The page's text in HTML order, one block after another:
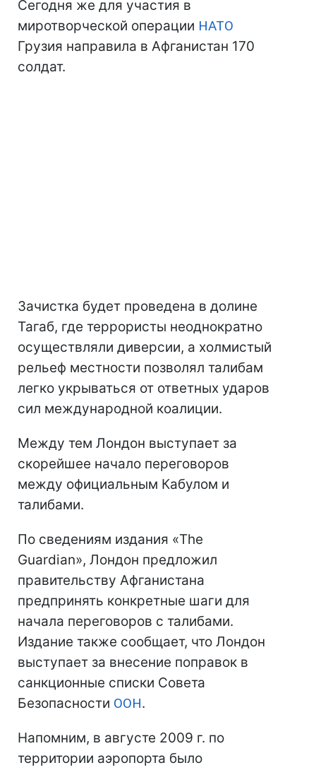
Сегодня же для участия в
миротворческой операции НАТО
Грузия направила в Афганистан 170
солдат.
Зачистка будет проведена в долине
Тагаб, где террористы неоднократно
осуществляли диверсии, а холмистый
рельеф местности позволял талибам
легко укрываться от ответных ударов
сил международной коалиции.
Между тем Лондон выступает за
скорейшее начало переговоров
между официальным Кабулом и
талибами.
По сведениям издания «The
Guardian», Лондон предложил
правительству Афганистана
предпринять конкретные шаги для
начала переговоров с талибами.
Издание также сообщает, что Лондон
выступает за внесение поправок в
санкционные списки Совета
Безопасности ООН.
Напомним, в августе 2009 г. по
территории аэропорта было